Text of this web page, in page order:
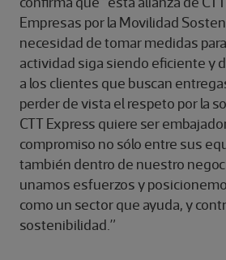
Empresas por la Movilidad
necesidad de tomar medidas
actividad siga siendo eficiente y
a los clientes que buscan
perder de vista el respeto por la
CTT Express quiere ser
compromiso no sólo entre sus
también dentro de nuestro
unamos esfuerzos y
como un sector que ayuda, y
sostenibilidad.”